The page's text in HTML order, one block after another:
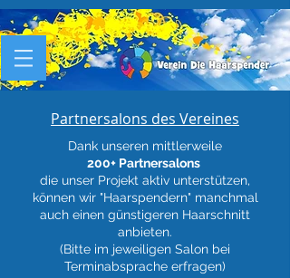
Partnersalons des Vereines
Dank unseren mittlerweile
200+ Partnersalons
die unser Projekt aktiv unterstützen,
können wir "Haarspendern" manchmal
auch einen günstigeren Haarschnitt
anbieten.
(Bitte im jeweiligen Salon bei
Terminabsprache erfragen)